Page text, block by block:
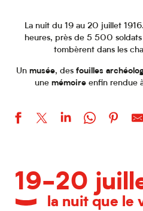
La nuit du 19 au 20 juillet
heures, près de 5 500
tombèrent dans les
Un musée, desfouilles
une mémoireenfin rendue
19-20
la nuit que le